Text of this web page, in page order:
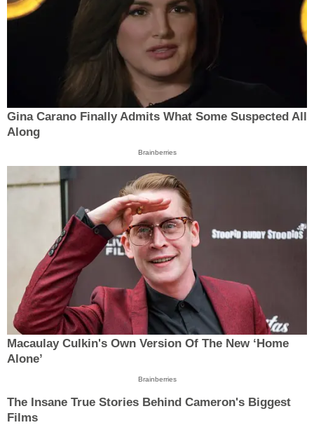
Gina Carano Finally Admits What Some Suspected All
Along
Brainberries
Macaulay Culkin's Own Version Of The New ‘Home
Alone’
Brainberries
The Insane True Stories Behind Cameron's Biggest
Films